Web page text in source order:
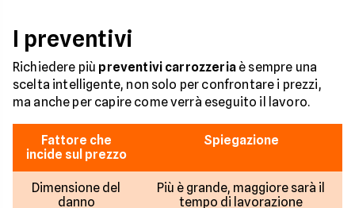
I preventivi
Richiedere più preventivi carrozzeriaè sempre una
scelta intelligente, non solo per confrontare i prezzi,
ma anche per capire come verrà eseguito il lavoro.
Fattore che
incide sul prezzo
Spiegazione
Dimensione del
danno
Più è grande, maggiore sarà il
tempo di lavorazione